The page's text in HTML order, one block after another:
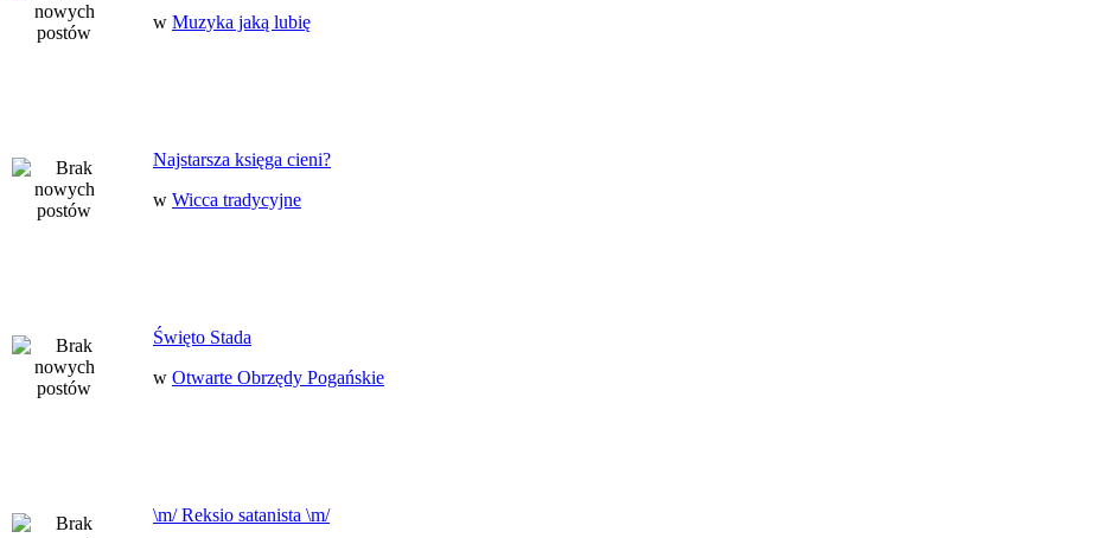
w Muzyka jaką lubię
Najstarsza księga cieni?
w Wicca tradycyjne
Święto Stada
w Otwarte Obrzędy Pogańskie
\m/ Reksio satanista \m/